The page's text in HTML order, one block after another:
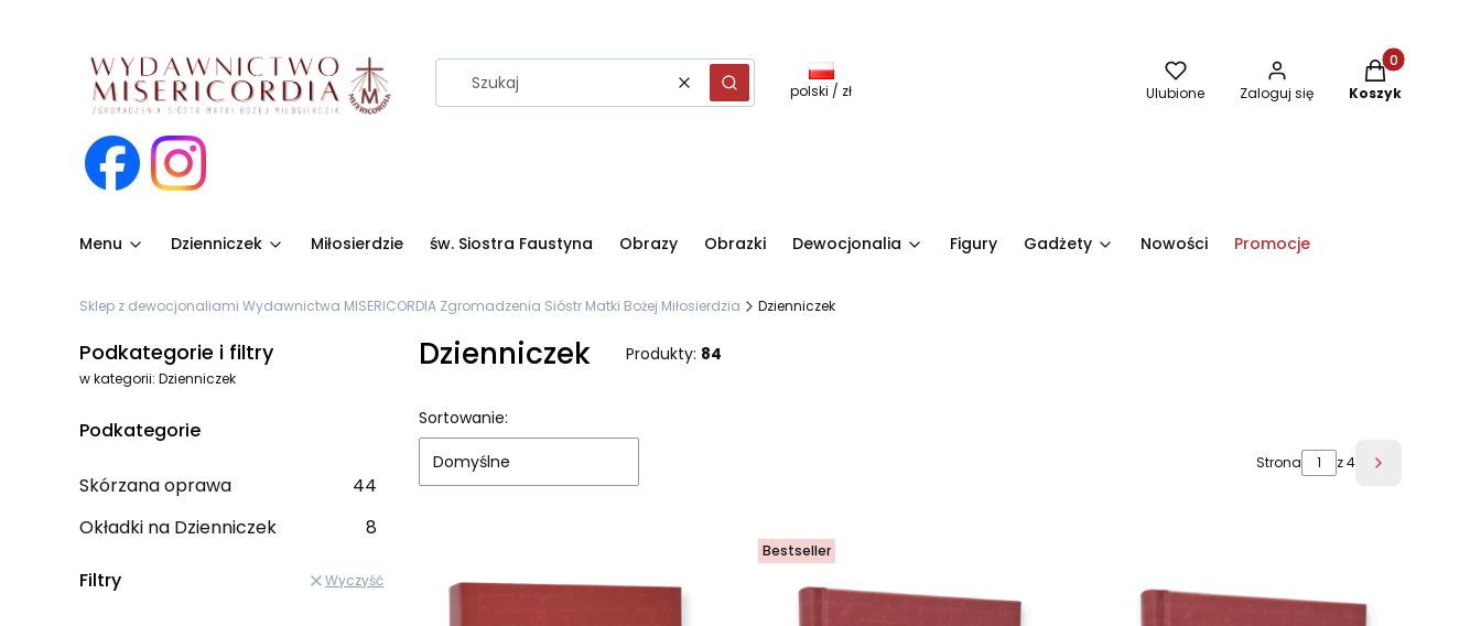
WyczyśćSzukaj polski / zł Ulubione Zaloguj się
Produkty w
Koszyk
Menu Dzienniczek Miłosierdzie św. Siostra Faustyna Obrazy Obrazki Dewocjonalia Figury Gadżety Nowości Promocje
Sklep z dewocjonaliami Wydawnictwa MISERICORDIA Zgromadzenia Sióstr Matki Bożej Miłosierdzia Dzienniczek
Podkategorie i filtry
w kategorii: Dzienniczek
Podkategorie
Skórzana oprawa
44
Okładki na Dzienniczek
8
Filtry Wyczyść
Dzienniczek Produkty: 84
Lista produktów
Sortowanie:
Domyślne
Strona z 4 Następne
Bestseller